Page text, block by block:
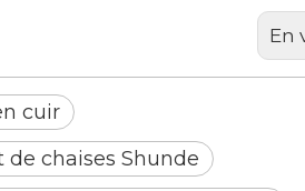
En
cuir
chaises Shunde